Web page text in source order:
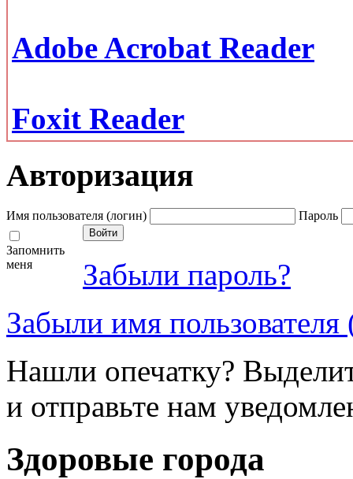
Adobe Acrobat Reader
Foxit Reader
Авторизация
Имя пользователя (логин) Пароль
Запомнить
меня
Забыли пароль?
Забыли имя пользователя
Нашли опечатку?
и отправьте нам
Здоровые города